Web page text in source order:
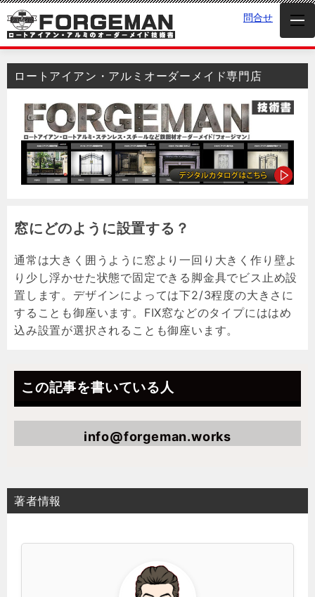
問合せ
ロートアイアン・アルミオーダーメイド専門店
窓にどのように設置する？
通常は大きく囲うように窓より一回り大きく作り壁よ
り少し浮かせた状態で固定できる脚金具でビス止め設
置します。デザインによっては下2/3程度の大きさに
することも御座います。FIX窓などのタイプにははめ
込み設置が選択されることも御座います。
この記事を書いている人
info@forgeman.works
著者情報